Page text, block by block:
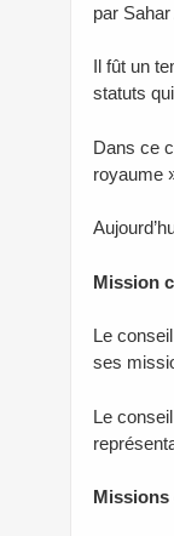
par
Il fût un
statuts
Dans ce
royaume
Mission
Le
ses
Le
Missions